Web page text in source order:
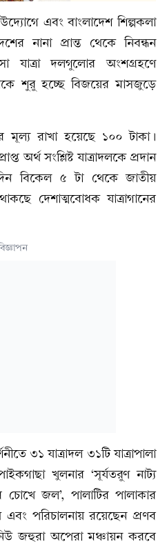
এবং বাংলাদেশ শিল্পকলা
নানা প্রান্ত থেকে নিবন্ধন
যাত্রা দলগুলোর অংশগ্রহণে
শুরু হচ্ছে বিজয়ের মাসজুড়ে
মূল্য রাখা হয়েছে ১০০ টাকা।
অর্থ সংশ্লিষ্ট যাত্রাদলকে প্রদান
বিকেল ৫ টা থেকে জাতীয়
দেশাত্মবোধক যাত্রাগানের
৩১ যাত্রাদল ৩১টি যাত্রাপালা
খুলনার ‘সূর্যতরুণ নাট্য
চোখে জল’, পালাটির পালাকার
এবং পরিচালনায় রয়েছেন প্রণব
জহুরা অপেরা মঞ্চায়ন করবে